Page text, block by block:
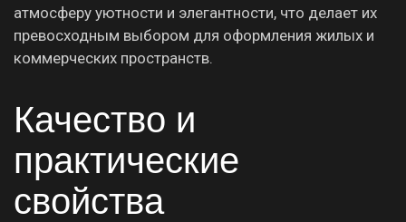
атмосферу уютности и элегантности, что делает их
превосходным выбором для оформления жилых и
коммерческих пространств.
Качество и
практические
свойства